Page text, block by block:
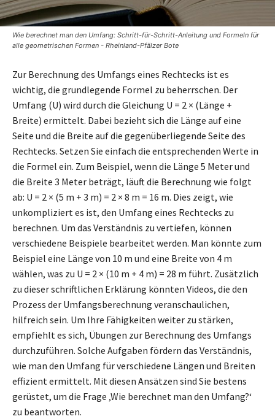
Wie berechnet man den Umfang: Schritt-für-Schritt-Anleitung und Formeln für
alle geometrischen Formen - Rheinland-Pfälzer Bote
Zur Berechnung des Umfangs eines Rechtecks ist es
wichtig, die grundlegende Formel zu beherrschen. Der
Umfang (U) wird durch die Gleichung U = 2 × (Länge +
Breite) ermittelt. Dabei bezieht sich die Länge auf eine
Seite und die Breite auf die gegenüberliegende Seite des
Rechtecks. Setzen Sie einfach die entsprechenden Werte in
die Formel ein. Zum Beispiel, wenn die Länge 5 Meter und
die Breite 3 Meter beträgt, läuft die Berechnung wie folgt
ab: U = 2 × (5 m + 3 m) = 2 × 8 m = 16 m. Dies zeigt, wie
unkompliziert es ist, den Umfang eines Rechtecks zu
berechnen. Um das Verständnis zu vertiefen, können
verschiedene Beispiele bearbeitet werden. Man könnte zum
Beispiel eine Länge von 10 m und eine Breite von 4 m
wählen, was zu U = 2 × (10 m + 4 m) = 28 m führt. Zusätzlich
zu dieser schriftlichen Erklärung könnten Videos, die den
Prozess der Umfangsberechnung veranschaulichen,
hilfreich sein. Um Ihre Fähigkeiten weiter zu stärken,
empfiehlt es sich, Übungen zur Berechnung des Umfangs
durchzuführen. Solche Aufgaben fördern das Verständnis,
wie man den Umfang für verschiedene Längen und Breiten
effizient ermittelt. Mit diesen Ansätzen sind Sie bestens
gerüstet, um die Frage ‚Wie berechnet man den Umfang?‘
zu beantworten.